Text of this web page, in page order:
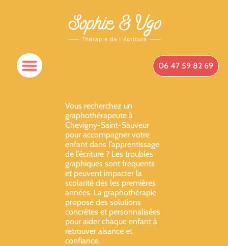
06 47 59 82 69
Vous recherchez un
graphothérapeute à
Chevigny-Saint-Sauveur
pour accompagner votre
enfant dans l’apprentissage
de l’écriture ? Les troubles
graphiques sont fréquents
et peuvent impacter la
scolarité dès les premières
années. La graphothérapie
propose des solutions
concrètes et personnalisées
pour aider chaque enfant à
retrouver aisance et
confiance.